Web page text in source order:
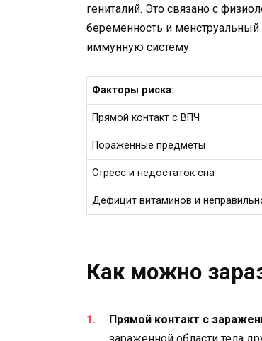
гениталий. Это связано с
беременность и
иммунную систему.
Факторы риска:
Прямой контакт с ВПЧ
Пораженные предметы
Стресс и недостаток сна
Дефицит витаминов и
Как можно
Прямой контакт с